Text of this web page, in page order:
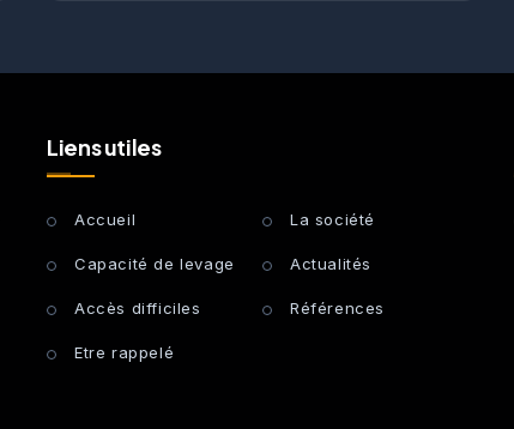
Liens utiles
Accueil La société
Capacité de levage Actualités
Accès difficiles Références
Etre rappelé